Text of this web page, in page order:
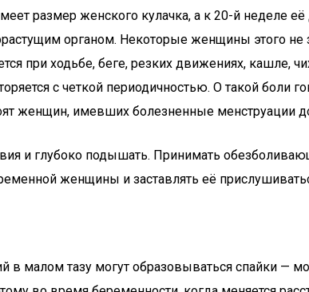
размер женского кулачка, а к 20-й неделе
органом. Некоторые женщины этого
при ходьбе, беге, резких движениях, кашле,
с четкой периодичностью. О такой боли
женщин, имевших болезненные менструации
и глубоко подышать. Принимать
женщины и заставлять её
в малом тазу могут образовываться спайки —